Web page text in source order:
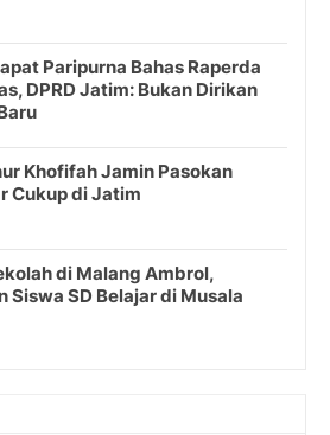
Paripurna Bahas Raperda
DPRD Jatim: Bukan Dirikan
Khofifah Jamin Pasokan
Cukup di Jatim
di Malang Ambrol,
Siswa SD Belajar di Musala